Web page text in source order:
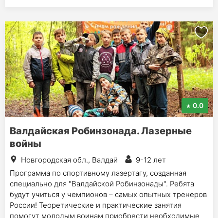
0.0
Валдайская Робинзонада. Лазерные
войны
Новгородская обл., Валдай
9-12 лет
Программа по спортивному лазертагу, созданная
специально для "Валдайской Робинзонады". Ребята
будут учиться у чемпионов – самых опытных тренеров
России! Теоретические и практические занятия
помогут молодым воинам приобрести необходимые